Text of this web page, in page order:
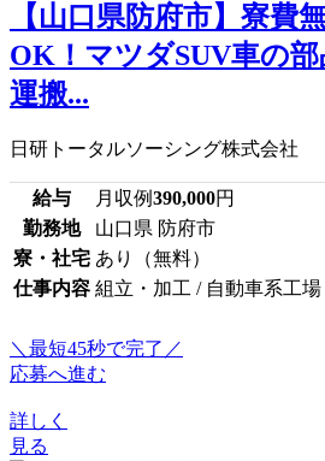
【山口県防府市】寮費
OK！マツダSUV車の部
運搬...
日研トータルソーシング株式会社
給与 月収例390,000円
勤務地
山口県 防府市
寮・社宅 あり（無料）
仕事内容 組立・加工 / 自動車系工場
＼最短45秒で完了／
応募へ進む
詳しく
見る